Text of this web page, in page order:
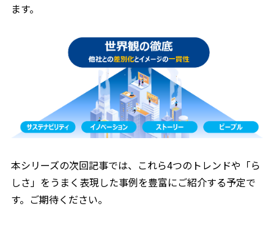
ます。
本シリーズの次回記事では、これら4つのトレンドや「ら
しさ」をうまく表現した事例を豊富にご紹介する予定で
す。ご期待ください。